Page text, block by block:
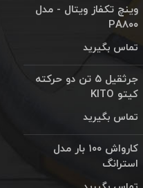
وینچ تکفاز ویتال - مدل
PA۸۰۰
تماس بگیرید
جرثقیل ۵ تن دو حرکته
کیتو KITO
تماس بگیرید
کارواش ۱۰۰ بار مدل
استرانگ